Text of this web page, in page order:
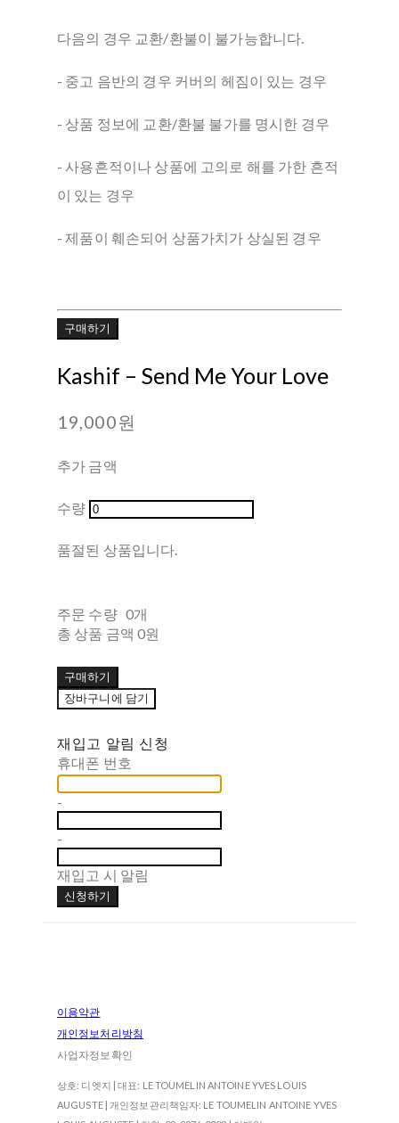
다음의 경우 교환/환불이 불가능합니다.
- 중고 음반의 경우 커버의 헤짐이 있는 경우
- 상품 정보에 교환/환불 불가를 명시한 경우
- 사용흔적이나 상품에 고의로 해를 가한 흔적
이 있는 경우
- 제품이 훼손되어 상품가치가 상실된 경우
구매하기
Kashif ‎– Send Me Your Love
19,000원
추가 금액
수량
품절된 상품입니다.
주문 수량 0개
총 상품 금액 0원
구매하기
장바구니에 담기
재입고 알림 신청
휴대폰 번호
-
-
재입고 시 알림
신청하기
이용약관
개인정보처리방침
사업자정보확인
상호: 디엣지 | 대표: LE TOUMELIN ANTOINE YVES LOUIS
AUGUSTE | 개인정보관리책임자: LE TOUMELIN ANTOINE YVES